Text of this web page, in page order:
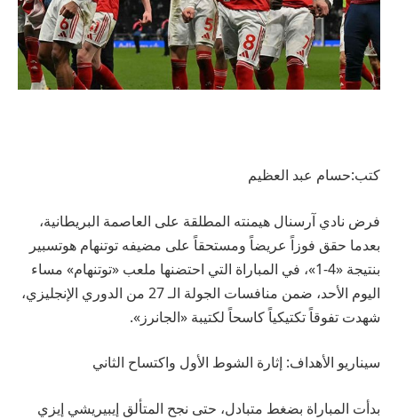
كتب:حسام عبد العظيم
فرض نادي آرسنال هيمنته المطلقة على العاصمة البريطانية،
بعدما حقق فوزاً عريضاً ومستحقاً على مضيفه توتنهام هوتسبير
بنتيجة «4-1»، في المباراة التي احتضنها ملعب «توتنهام» مساء
اليوم الأحد، ضمن منافسات الجولة الـ 27 من الدوري الإنجليزي،
شهدت تفوقاً تكتيكياً كاسحاً لكتيبة «الجانرز».
سيناريو الأهداف: إثارة الشوط الأول واكتساح الثاني
بدأت المباراة بضغط متبادل، حتى نجح المتألق إيبيريشي إيزي